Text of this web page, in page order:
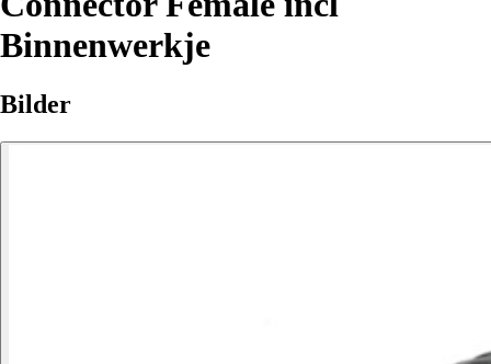
Binnenwerkje
Bilder